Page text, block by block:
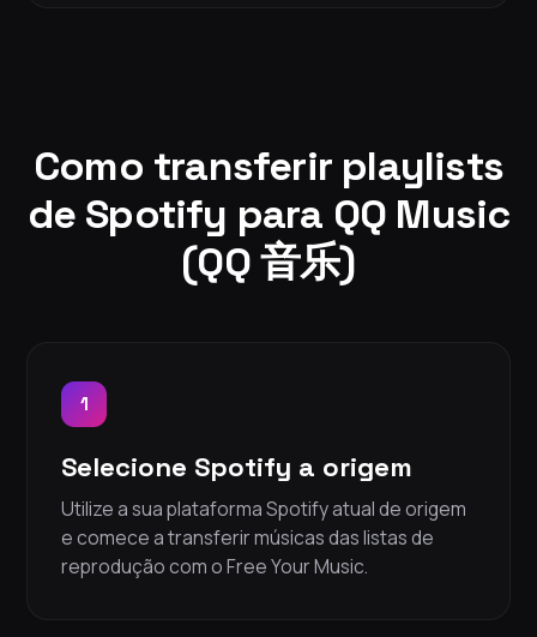
Como transferir playlists
de Spotify para QQ Music
(QQ 音乐)
1
Selecione Spotify a origem
Utilize a sua plataforma Spotify atual de origem
e comece a transferir músicas das listas de
reprodução com o Free Your Music.